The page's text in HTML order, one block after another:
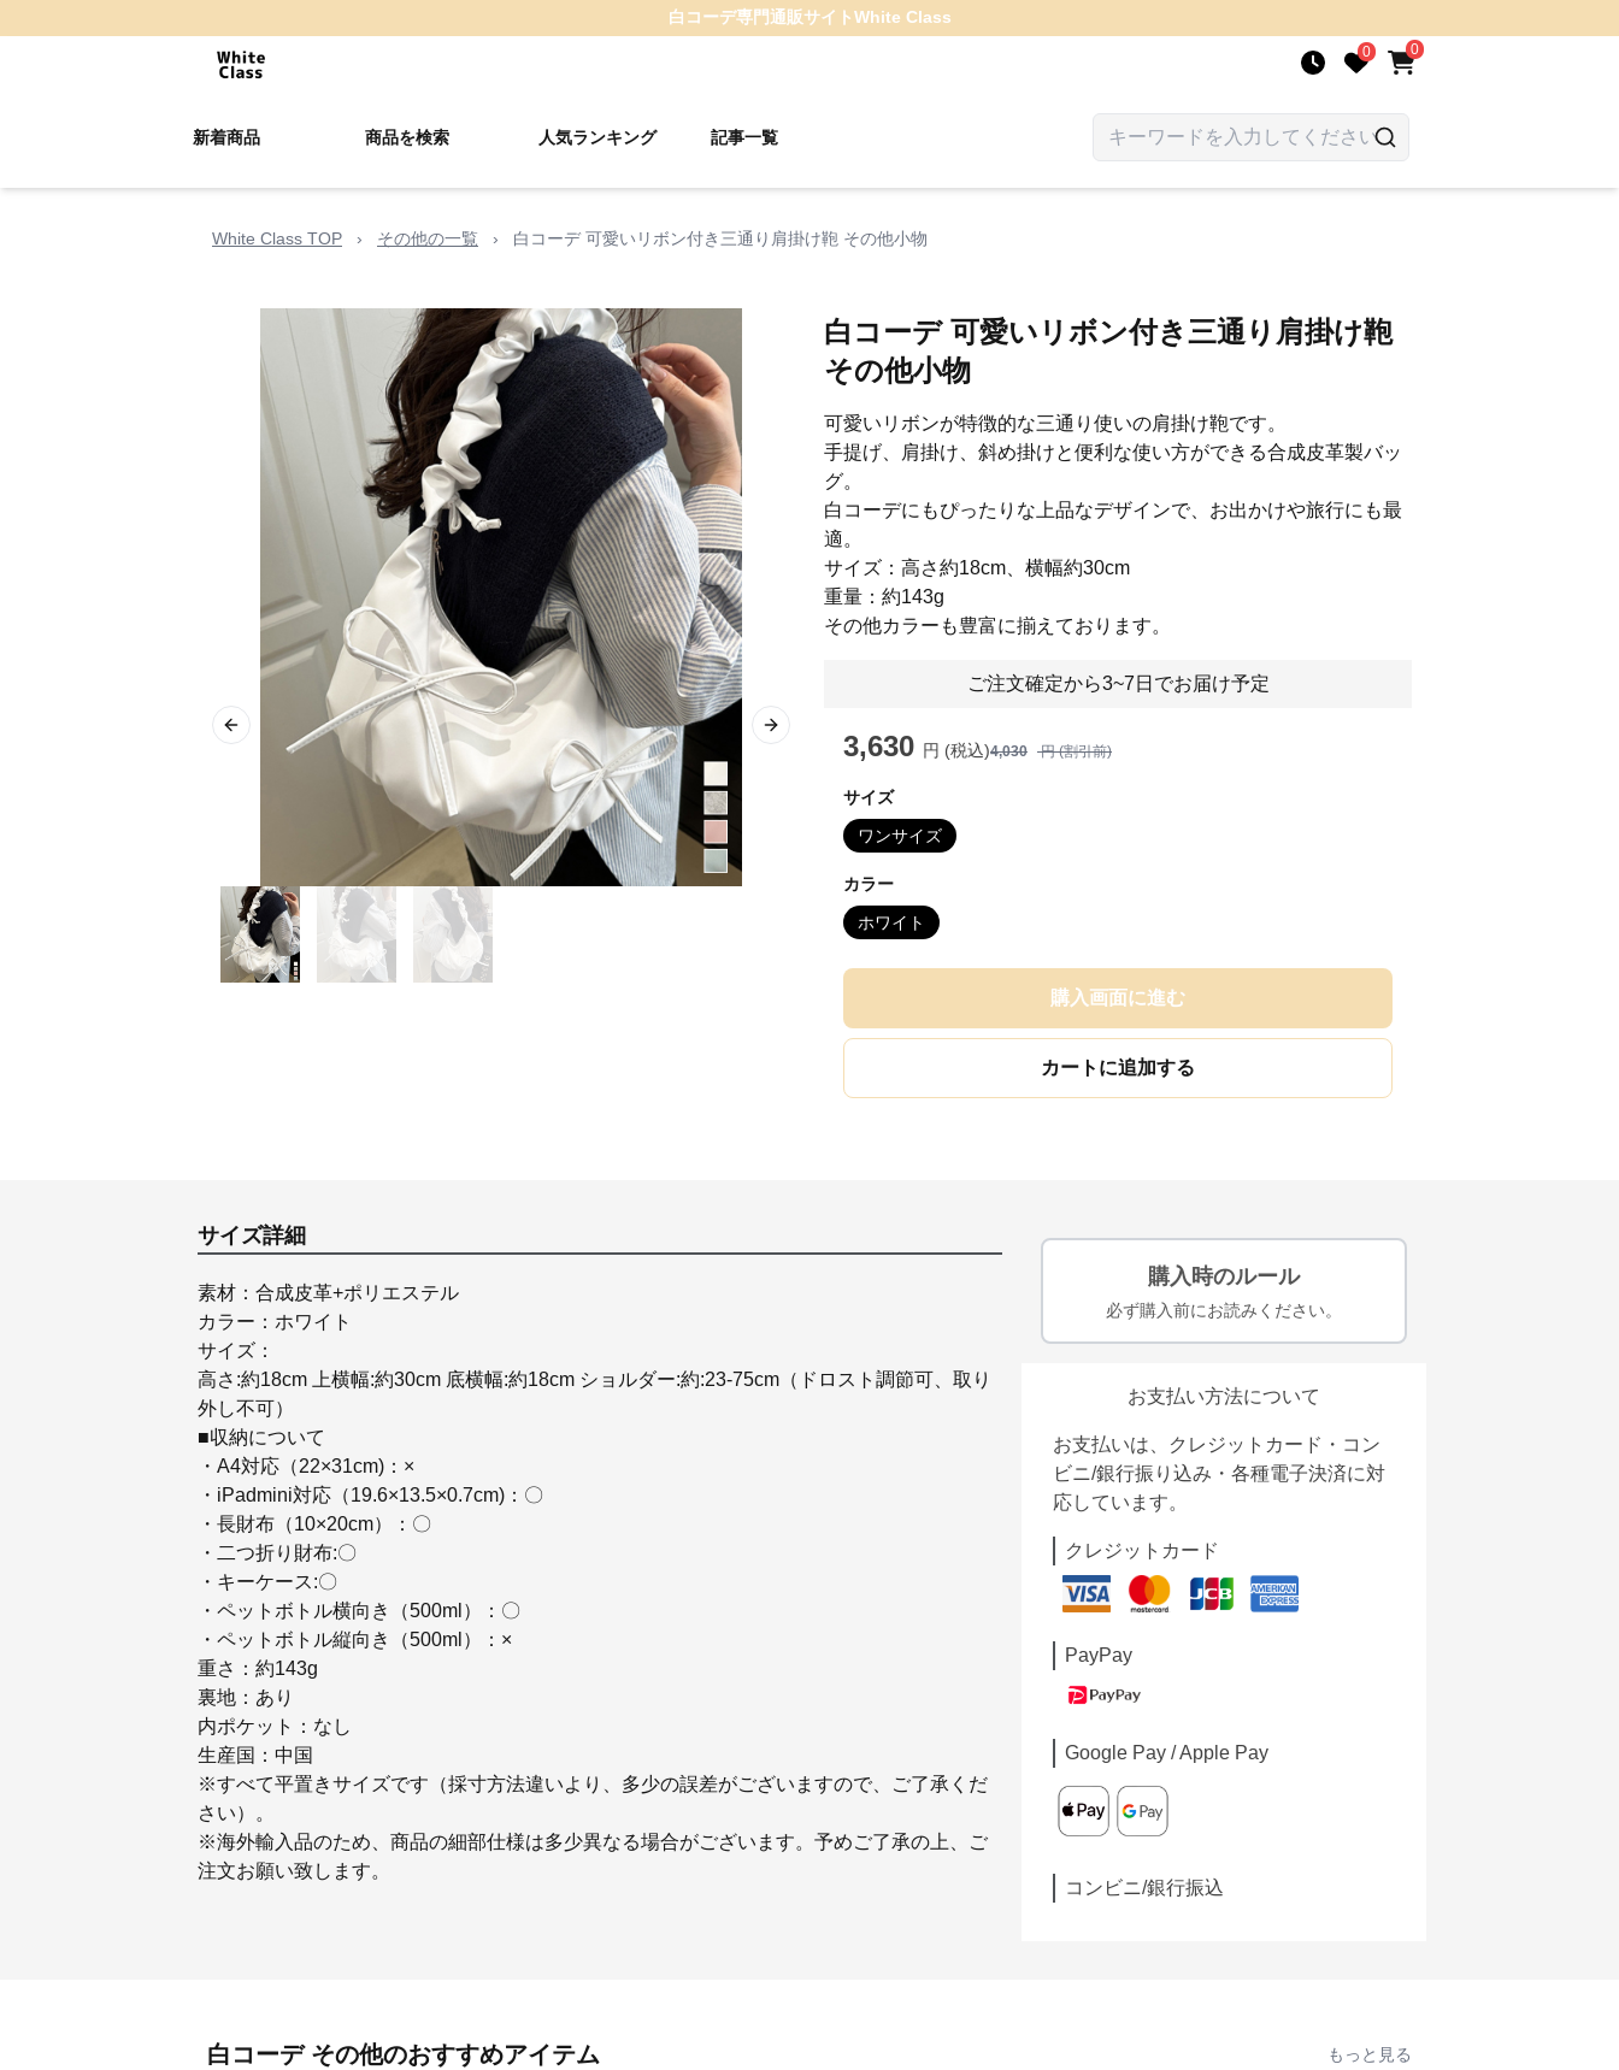
白コーデ専門通販サイトWhite Class
0 0
新着商品 商品を検索 人気ランキング 記事一覧
White Class TOP › その他の一覧 › 白コーデ 可愛いリボン付き三通り肩掛け鞄 その他小物
Previous slide Next slide
白コーデ 可愛いリボン付き三通り肩掛け鞄
その他小物
可愛いリボンが特徴的な三通り使いの肩掛け鞄です。
手提げ、肩掛け、斜め掛けと便利な使い方ができる合成皮革製バッ
グ。
白コーデにもぴったりな上品なデザインで、お出かけや旅行にも最
適。
サイズ：高さ約18cm、横幅約30cm
重量：約143g
その他カラーも豊富に揃えております。
ご注文確定から3~7日でお届け予定
3,630 円 (税込)4,030 円 (割引前)
サイズ
ワンサイズ
カラー
ホワイト
購入画面に進む
カートに追加する
サイズ詳細
素材：合成皮革+ポリエステル
カラー：ホワイト
サイズ：
高さ:約18cm 上横幅:約30cm 底横幅:約18cm ショルダー:約:23-75cm（ドロスト調節可、取り
外し不可）
■収納について
・A4対応（22×31cm)：×
・iPadmini対応（19.6×13.5×0.7cm)：〇
・長財布（10×20cm）：〇
・二つ折り財布:〇
・キーケース:〇
・ペットボトル横向き（500ml）：〇
・ペットボトル縦向き（500ml）：×
重さ：約143g
裏地：あり
内ポケット：なし
生産国：中国
※すべて平置きサイズです（採寸方法違いより、多少の誤差がございますので、ご了承くだ
さい）。
※海外輸入品のため、商品の細部仕様は多少異なる場合がございます。予めご了承の上、ご
注文お願い致します。
購入時のルール
必ず購入前にお読みください。
お支払い方法について
お支払いは、クレジットカード・コン
ビニ/銀行振り込み・各種電子決済に対
応しています。
クレジットカード
PayPay
Google Pay / Apple Pay
コンビニ/銀行振込
白コーデ その他のおすすめアイテム もっと見る